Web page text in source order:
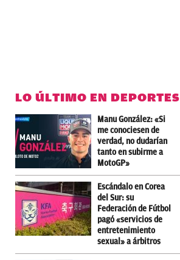
LO ÚLTIMO EN DEPORTES
Manu González: «Si
me conociesen de
verdad, no dudarían
tanto en subirme a
MotoGP»
Escándalo en Corea
del Sur: su
Federación de Fútbol
pagó «servicios de
entretenimiento
sexual» a árbitros